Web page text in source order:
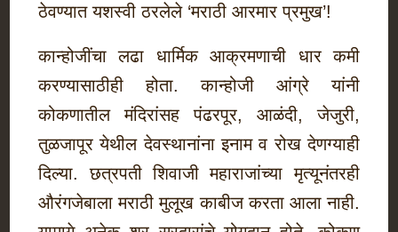
ठेवण्यात यशस्वी ठरलेले ‘मराठी आरमार प्रमुख’!
कान्होजींचा लढा धार्मिक आक्रमणाची धार कमी
करण्यासाठीही होता. कान्होजी आंग्रे यांनी
कोकणातील मंदिरांसह पंढरपूर, आळंदी, जेजुरी,
तुळजापूर येथील देवस्थानांना इनाम व रोख देणग्याही
दिल्या. छत्रपती शिवाजी महाराजांच्या मृत्यूनंतरही
औरंगजेबाला मराठी मुलूख काबीज करता आला नाही.